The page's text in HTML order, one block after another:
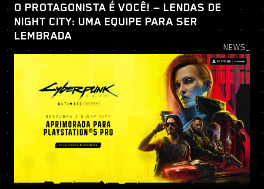
O PROTAGONISTA É VOCÊ! — LENDAS DE
NIGHT CITY: UMA EQUIPE PARA SER
LEMBRADA
NEWS_